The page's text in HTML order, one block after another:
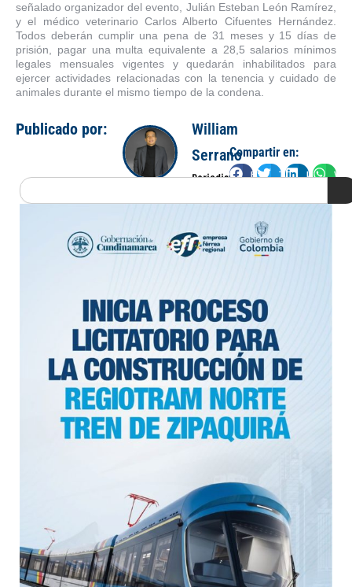
señalado organizador del evento, Julián Esteban León Ramírez,
y el médico veterinario Carlos Alberto Cifuentes Hernández.
Todos deberán cumplir una pena de 31 meses y 15 días de
prisión, pagar una multa equivalente a 28,5 salarios mínimos
legales mensuales vigentes y quedarán inhabilitados para
ejercer actividades relacionadas con la tenencia y cuidado de
animales durante el mismo tiempo de la condena.
Publicado por:
William
Serrano
Periodista
Compartir en:
FacebookTwitterLinkedIn
Search